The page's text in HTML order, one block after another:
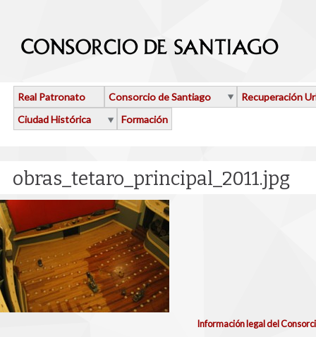
Real Patronato Consorcio de Santiago
Recuperación
Ciudad Histórica
Formación
obras_tetaro_principal_2011.jpg
Información legal del